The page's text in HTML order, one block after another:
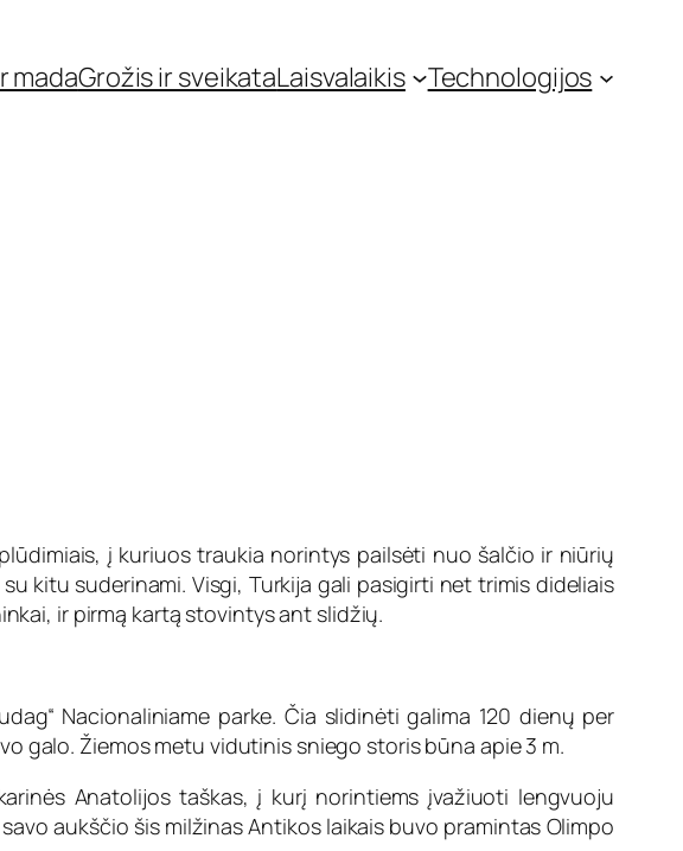
madaGrožis ir sveikataLaisvalaikis Technologijos
į kuriuos traukia norintys pailsėti nuo šalčio ir niūrių
kitu suderinami. Visgi, Turkija gali pasigirti net trimis dideliais
ir pirmą kartą stovintys ant slidžių.
Nacionaliniame parke. Čia slidinėti galima 120 dienų per
galo. Žiemos metu vidutinis sniego storis būna apie 3 m.
Anatolijos taškas, į kurį norintiems įvažiuoti lengvuoju
aukščio šis milžinas Antikos laikais buvo pramintas Olimpo